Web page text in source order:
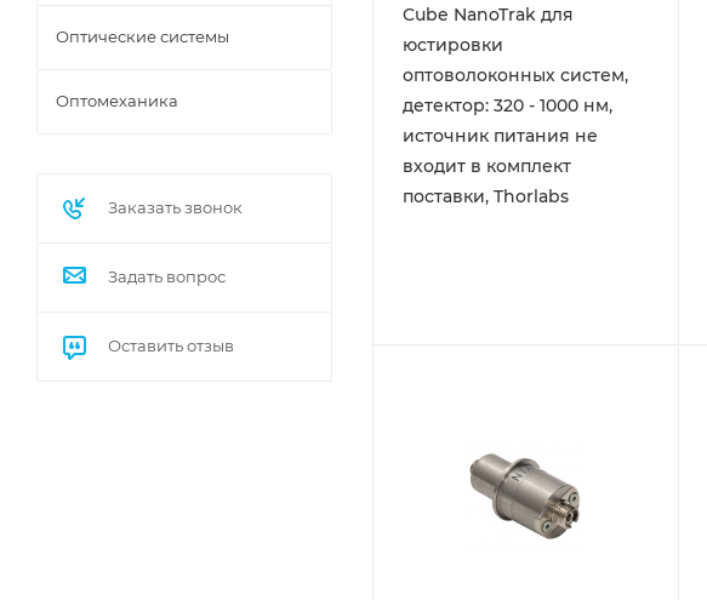
Cube NanoTrak для
юстировки
оптоволоконных систем,
детектор: 320 - 1000 нм,
источник питания не
входит в комплект
поставки, Thorlabs
Оптические системы
Оптомеханика
Заказать звонок
Задать вопрос
Оставить отзыв